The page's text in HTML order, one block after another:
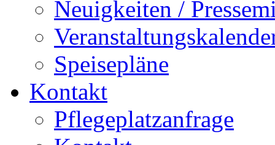
Neuigkeiten /
Speisepläne
Kontakt
Pflegeplatzanfrage